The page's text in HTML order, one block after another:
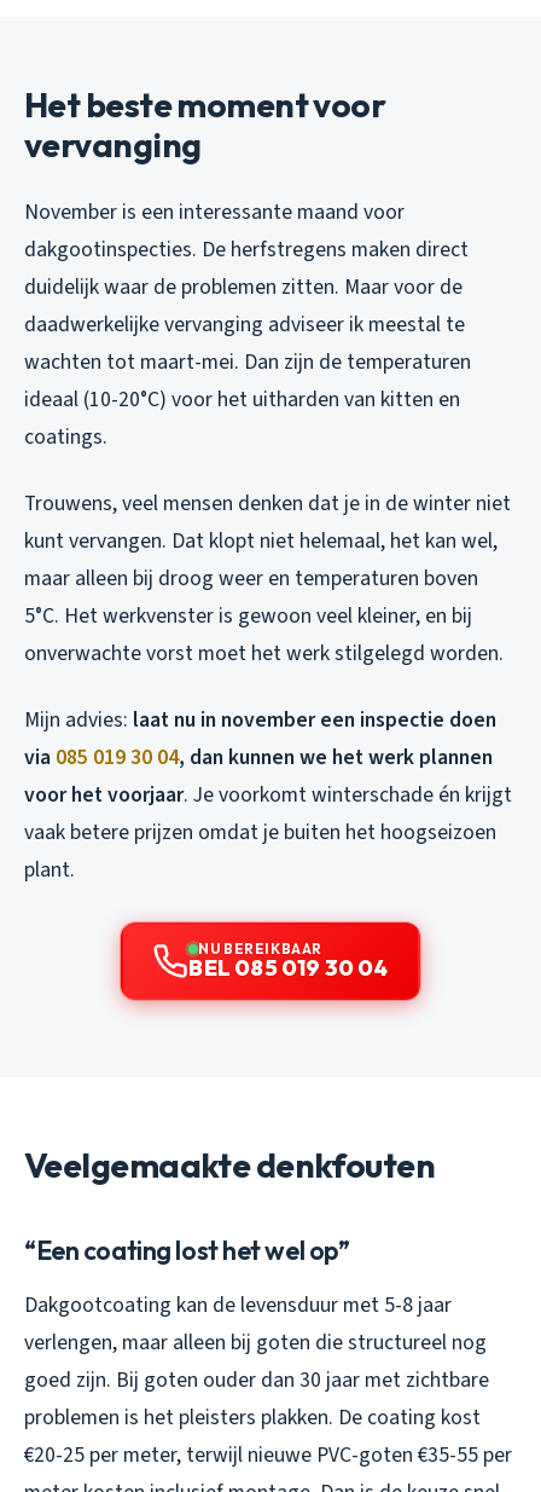
Het beste moment voor
vervanging
November is een interessante maand voor
dakgootinspecties. De herfstregens maken direct
duidelijk waar de problemen zitten. Maar voor de
daadwerkelijke vervanging adviseer ik meestal te
wachten tot maart-mei. Dan zijn de temperaturen
ideaal (10-20°C) voor het uitharden van kitten en
coatings.
Trouwens, veel mensen denken dat je in de winter niet
kunt vervangen. Dat klopt niet helemaal, het kan wel,
maar alleen bij droog weer en temperaturen boven
5°C. Het werkvenster is gewoon veel kleiner, en bij
onverwachte vorst moet het werk stilgelegd worden.
Mijn advies: laat nu in november een inspectie doen
via 085 019 30 04, dan kunnen we het werk plannen
voor het voorjaar. Je voorkomt winterschade én krijgt
vaak betere prijzen omdat je buiten het hoogseizoen
plant.
NU BEREIKBAAR
BEL 085 019 30 04
Veelgemaakte denkfouten
“Een coating lost het wel op”
Dakgootcoating kan de levensduur met 5-8 jaar
verlengen, maar alleen bij goten die structureel nog
goed zijn. Bij goten ouder dan 30 jaar met zichtbare
problemen is het pleisters plakken. De coating kost
€20-25 per meter, terwijl nieuwe PVC-goten €35-55 per